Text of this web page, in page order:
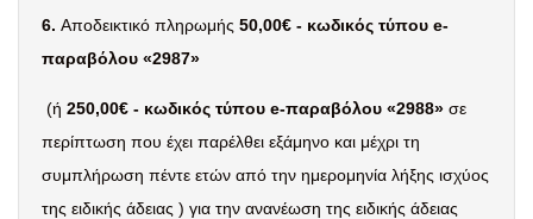
6. Αποδεικτικό πληρωμής 50,00€ - κωδικός τύπου e-
παραβόλου «2987»
(ή 250,00€ - κωδικός τύπου e-παραβόλου «2988» σε
περίπτωση που έχει παρέλθει εξάμηνο και μέχρι τη
συμπλήρωση πέντε ετών από την ημερομηνία λήξης ισχύος
της ειδικής άδειας ) για την ανανέωση της ειδικής άδειας